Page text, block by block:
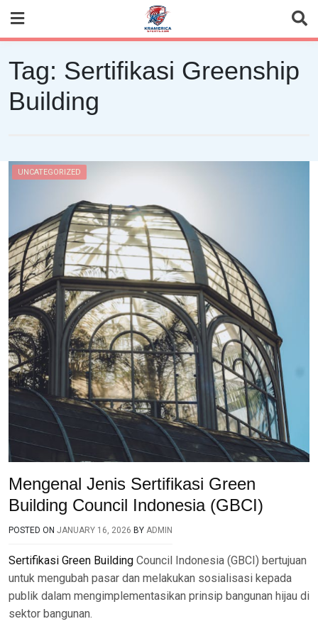
content
Tag: Sertifikasi Greenship
Building
UNCATEGORIZED
Mengenal Jenis Sertifikasi Green
Building Council Indonesia (GBCI)
POSTED ON JANUARY 16, 2026 BY ADMIN
Sertifikasi Green Building Council Indonesia (GBCI) bertujuan
untuk mengubah pasar dan melakukan sosialisasi kepada
publik dalam mengimplementasikan prinsip bangunan hijau di
sektor bangunan.